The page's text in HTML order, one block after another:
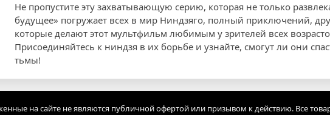
Не пропустите эту захватывающую серию, которая не только
будущее» погружает всех в мир Ниндзяго, полный приключений,
которые делают этот мультфильм любимым у зрителей всех
Присоединяйтесь к ниндзя в их борьбе и узнайте, смогут ли они
тьмы!
на сайте не являются публичной офертой или призывом к действию. Все